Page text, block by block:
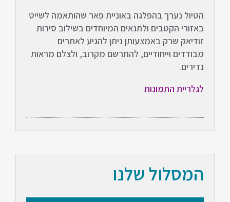
הטיול נערך בהפלגה באוניית פאר שהותאמה לשייט
באזורי הקטבים ולתנאים המיוחדים בשילוב סירות
זודיאק שרק באמצעותן ניתן להגיע לאתרים
מבודדים וייחודיים, להתרשם מקרוב, ולצלם מראות
נדירים.
לגלריית התמונות
המסלול שלנו